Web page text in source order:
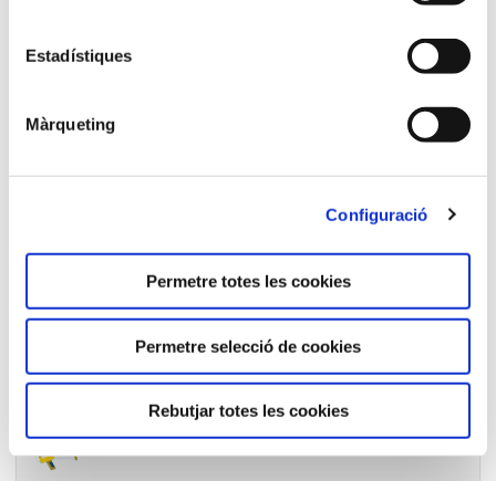
Estadístiques
Màrqueting
Configuració
Permetre totes les cookies
Permetre selecció de cookies
Rebutjar totes les cookies
Ofertes de treball de la FURV
Bústia de suggeriments